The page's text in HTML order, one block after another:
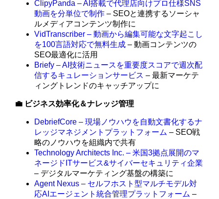
ClipyPanda – AI搭載で代理店向けプロ仕様SNS
動画を分単位で制作 – SEOと連携するソーシャ
ルメディアコンテンツ制作に
VidTranscriber – 動画から編集可能な文字起こし
を100言語対応で無料生成 – 動画コンテンツの
SEO最適化に活用
Briefy – AI技術ニュースを重要度スコアで週次配
信するキュレーションサービス – 最新マーケテ
ィングトレンドのキャッチアップに
💼 ビジネス効率化＆ナレッジ管理
DebriefCore – 現場ノウハウを自動文書化するナ
レッジマネジメントプラットフォーム – SEO戦
略のノウハウを組織内で共有
Technology Architects Inc. – 米国3拠点展開のマ
ネージドITサービス&サイバーセキュリティ企業
– デジタルマーケティング基盤の構築に
Agent Nexus – セルフホスト型マルチモデル対
応AIエージェント統合管理プラットフォーム –